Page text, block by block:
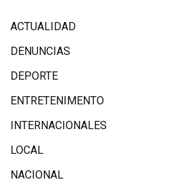
ACTUALIDAD
DENUNCIAS
DEPORTE
ENTRETENIMENTO
INTERNACIONALES
LOCAL
NACIONAL